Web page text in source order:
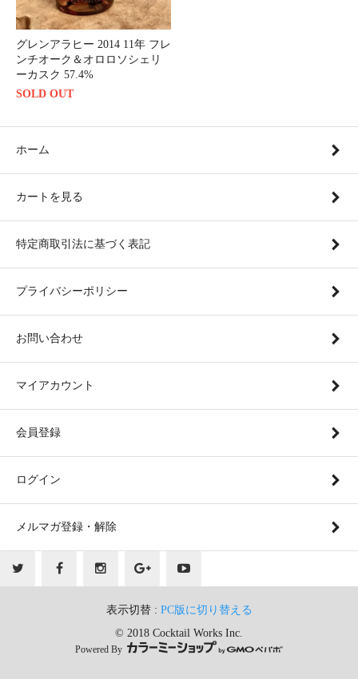
グレンアラヒー 2014 11年 フレ
ンチオーク＆オロロソシェリ
ーカスク 57.4%
SOLD OUT
ホーム
カートを見る
特定商取引法に基づく表記
プライバシーポリシー
お問い合わせ
マイアカウント
会員登録
ログイン
メルマガ登録・解除
表示切替 : PC版に切り替える
© 2018 Cocktail Works Inc.
Powered By